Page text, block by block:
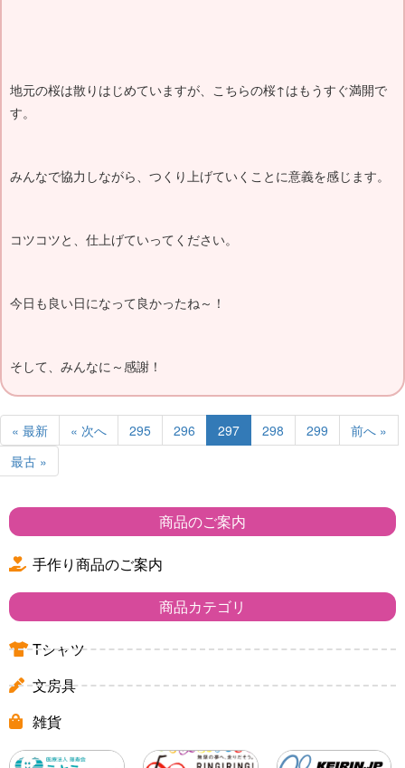
地元の桜は散りはじめていますが、こちらの桜↑はもうすぐ満開で
す。
みんなで協力しながら、つくり上げていくことに意義を感じます。
コツコツと、仕上げていってください。
今日も良い日になって良かったね～！
そして、みんなに～感謝！
« 最新 « 次へ 295 296 297 298 299
前へ »
最古 »
商品のご案内
手作り商品のご案内
商品カテゴリ
Tシャツ
文房具
雑貨